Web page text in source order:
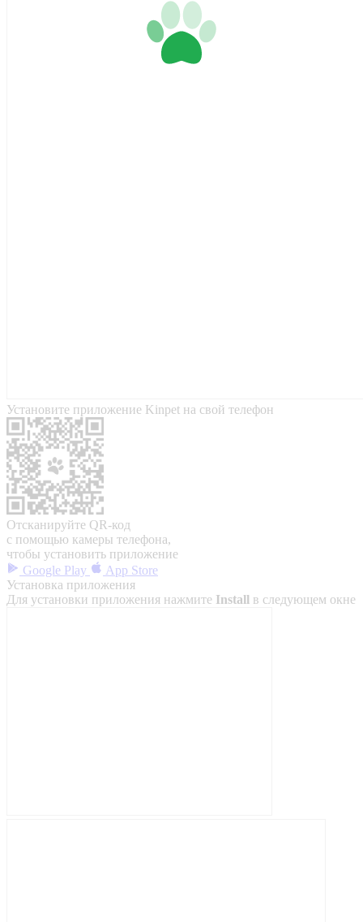
Установите приложение Kinpet на свой телефон
Отсканируйте QR-код
с помощью камеры телефона,
чтобы установить приложение
Google Play
App Store
Установка приложения
Для установки приложения нажмите Install в следующем окне